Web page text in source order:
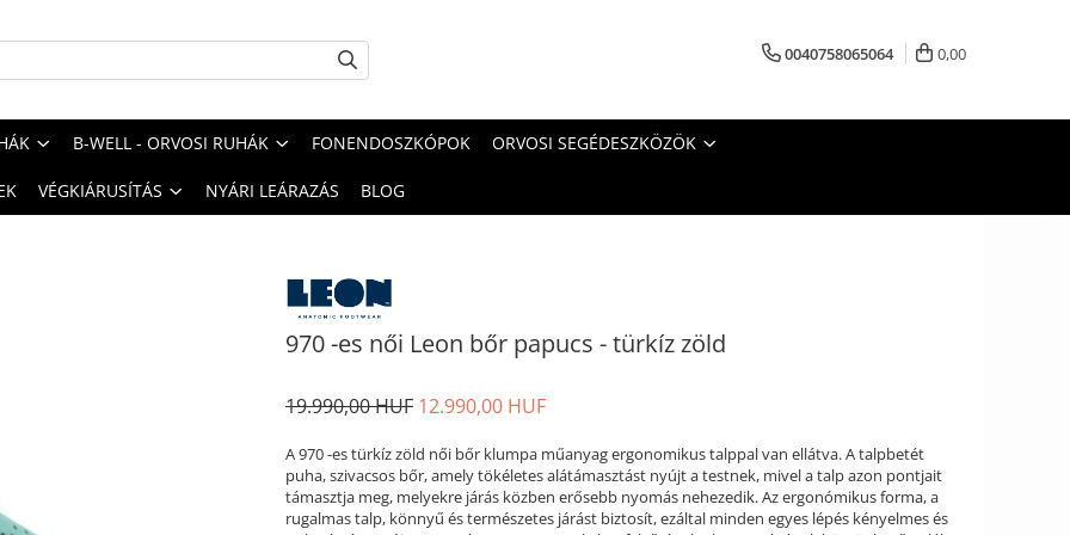
0040758065064 0,00
B-WELL - ORVOSI RUHÁK FONENDOSZKÓPOK ORVOSI SEGÉDESZKÖZÖK
VÉGKIÁRUSÍTÁS NYÁRI LEÁRAZÁS BLOG
970 -es női Leon bőr papucs - türkíz zöld
19.990,00 HUF 12.990,00 HUF
A 970 -es türkíz zöld női bőr klumpa műanyag ergonomikus talppal van ellátva. A talpbetét
puha, szivacsos bőr, amely tökéletes alátámasztást nyújt a testnek, mivel a talp azon pontjait
támasztja meg, melyekre járás közben erősebb nyomás nehezedik. Az ergonómikus forma, a
rugalmas talp, könnyű és természetes járást biztosít, ezáltal minden egyes lépés kényelmes és